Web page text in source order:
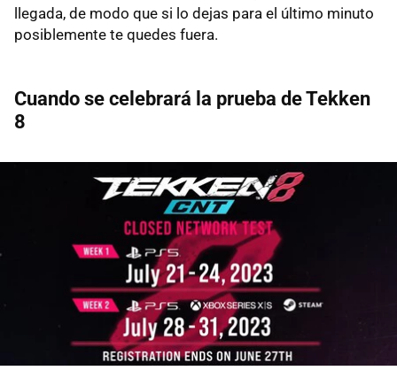
llegada, de modo que si lo dejas para el último minuto
posiblemente te quedes fuera.
Cuando se celebrará la prueba de Tekken
8